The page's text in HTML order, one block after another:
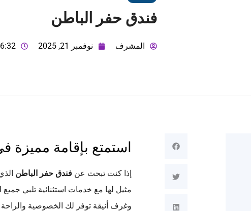
فندق حفر الباطن
المشرف نوفمبر 21, 2025 6:32 ص
استمتع بإقامة مميزة
إذا كنت تبحث عن فندق حفر الباطن
مثيل لها مع خدمات استثنائية تلبي
وغرف أنيقة توفر لك الخصوصية والراحة